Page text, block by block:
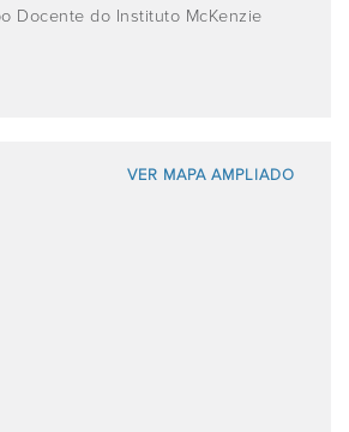
Docente do Instituto McKenzie
VER MAPA AMPLIADO